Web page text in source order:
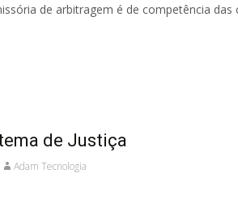
de arbitragem é de competência das
de Justiça
Adam Tecnologia